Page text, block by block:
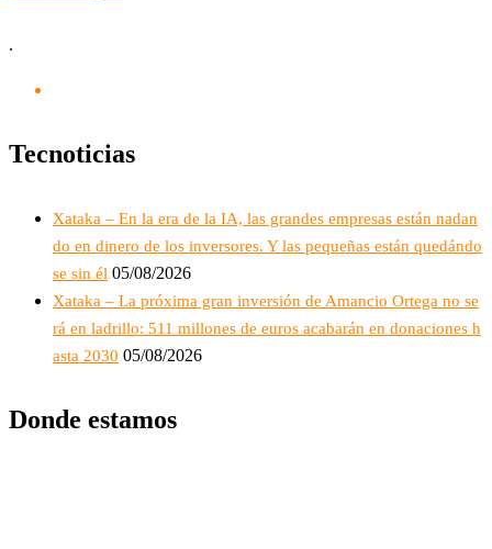
.
Tecnoticias
Xataka – En la era de la IA, las grandes empresas están nadan
do en dinero de los inversores. Y las pequeñas están quedándo
se sin él 05/08/2026
Xataka – La próxima gran inversión de Amancio Ortega no se
rá en ladrillo: 511 millones de euros acabarán en donaciones h
asta 2030 05/08/2026
Donde estamos